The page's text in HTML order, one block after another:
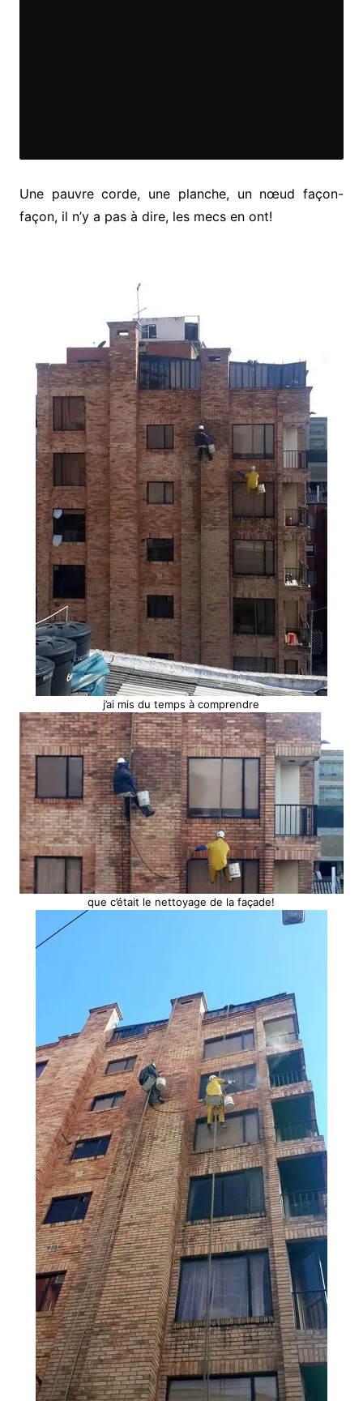
Une pauvre corde, une planche, un nœud façon-
façon, il n’y a pas à dire, les mecs en ont!
j’ai mis du temps à comprendre
que c’était le nettoyage de la façade!